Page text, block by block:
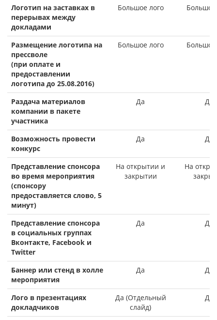
Логотип на заставках в
перерывах между
докладами
Большое лого Большое
Размещение логотипа на
прессволе
(при оплате и
предоставлении
логотипа до 25.08.2016)
Большое лого Большое
Раздача материалов
компании в пакете
участника
Да Да
Возможность провести
конкурс
Да Да
Представление спонсора
во время мероприятия
(спонсору
предоставляется слово, 5
минут)
На открытии и
закрытии
На
Представление спонсора
в социальных группах
Вконтакте, Facebook и
Twitter
Да Да
Баннер или стенд в холле
мероприятия
Да Да
Лого в презентациях
докладчиков
Да (Отдельный
слайд)
Да